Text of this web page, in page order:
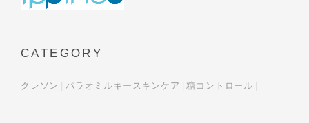
CATEGORY
クレソン パラオミルキースキンケア 糖コントロール